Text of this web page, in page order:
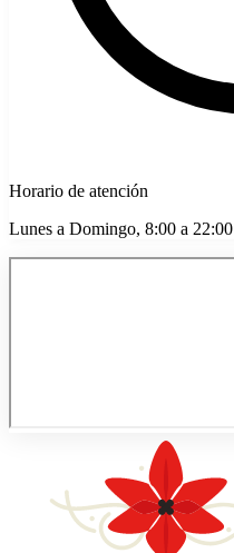
Horario de atención
Lunes a Domingo, 8:00 a 22:00